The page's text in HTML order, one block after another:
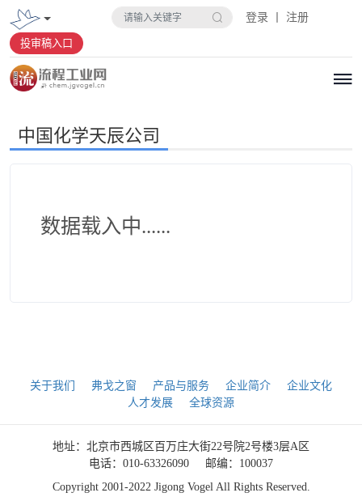
登录 丨 注册
投审稿入口
中国化学天辰公司
数据载入中......
关于我们 弗戈之窗 产品与服务 企业简介
企业文化
人才发展
全球资源
地址：北京市西城区百万庄大街22号院2号楼3层A区
电话：010-63326090
邮编：100037
Copyright 2001-2022 Jigong Vogel All Rights Reserved.